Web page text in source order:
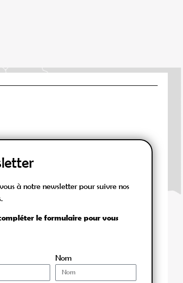
à notre newsletter pour suivre nos
le formulaire pour vous
Nom